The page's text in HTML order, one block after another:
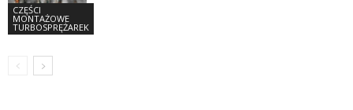
CZĘŚCI
MONTAŻOWE
TURBOSPRĘŻAREK